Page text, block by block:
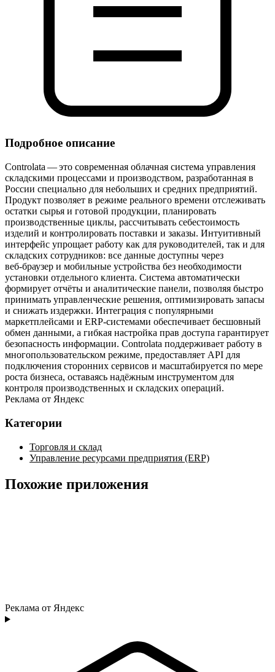
Подробное описание
Controlata — это современная облачная система управления
складскими процессами и производством, разработанная в
России специально для небольших и средних предприятий.
Продукт позволяет в режиме реального времени отслеживать
остатки сырья и готовой продукции, планировать
производственные циклы, рассчитывать себестоимость
изделий и контролировать поставки и заказы. Интуитивный
интерфейс упрощает работу как для руководителей, так и для
складских сотрудников: все данные доступны через
веб‑браузер и мобильные устройства без необходимости
установки отдельного клиента. Система автоматически
формирует отчёты и аналитические панели, позволяя быстро
принимать управленческие решения, оптимизировать запасы
и снижать издержки. Интеграция с популярными
маркетплейсами и ERP‑системами обеспечивает бесшовный
обмен данными, а гибкая настройка прав доступа гарантирует
безопасность информации. Controlata поддерживает работу в
многопользовательском режиме, предоставляет API для
подключения сторонних сервисов и масштабируется по мере
роста бизнеса, оставаясь надёжным инструментом для
контроля производственных и складских операций.
Реклама от Яндекс
Категории
Торговля и склад
Управление ресурсами предприятия (ERP)
Похожие приложения
Реклама от Яндекс